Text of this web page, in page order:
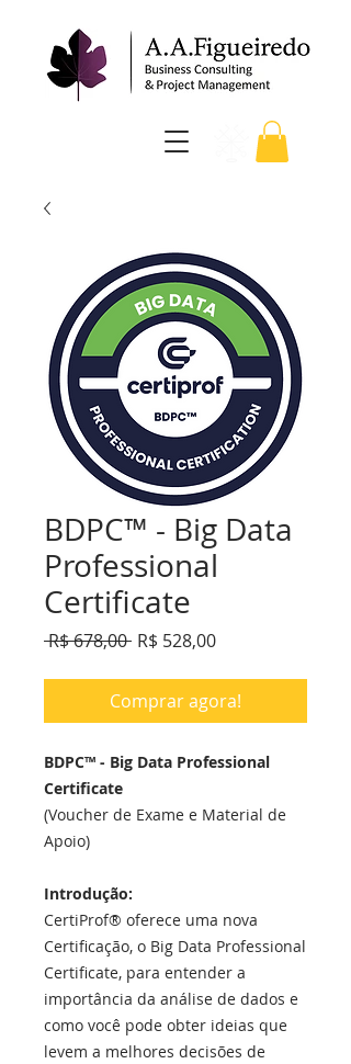
BDPC™ - Big Data
Professional
Certificate
R$ 678,00 Preço
R$ 528,00Preço
Comprar agora!
BDPC™ - Big Data Professional
Certificate
(Voucher de Exame e Material de
Apoio)
Introdução:
CertiProf® oferece uma nova
Certificação, o Big Data Professional
Certificate, para entender a
importância da análise de dados e
como você pode obter ideias que
levem a melhores decisões de